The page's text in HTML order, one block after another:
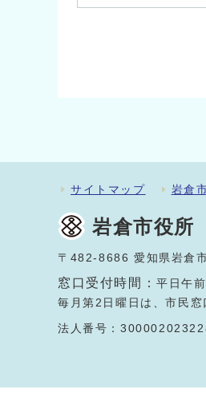
サイトマップ 岩倉
岩倉市役所
〒482-8686 愛知県岩倉
窓口受付時間：平日午
毎月第2日曜日は、市民
法人番号：